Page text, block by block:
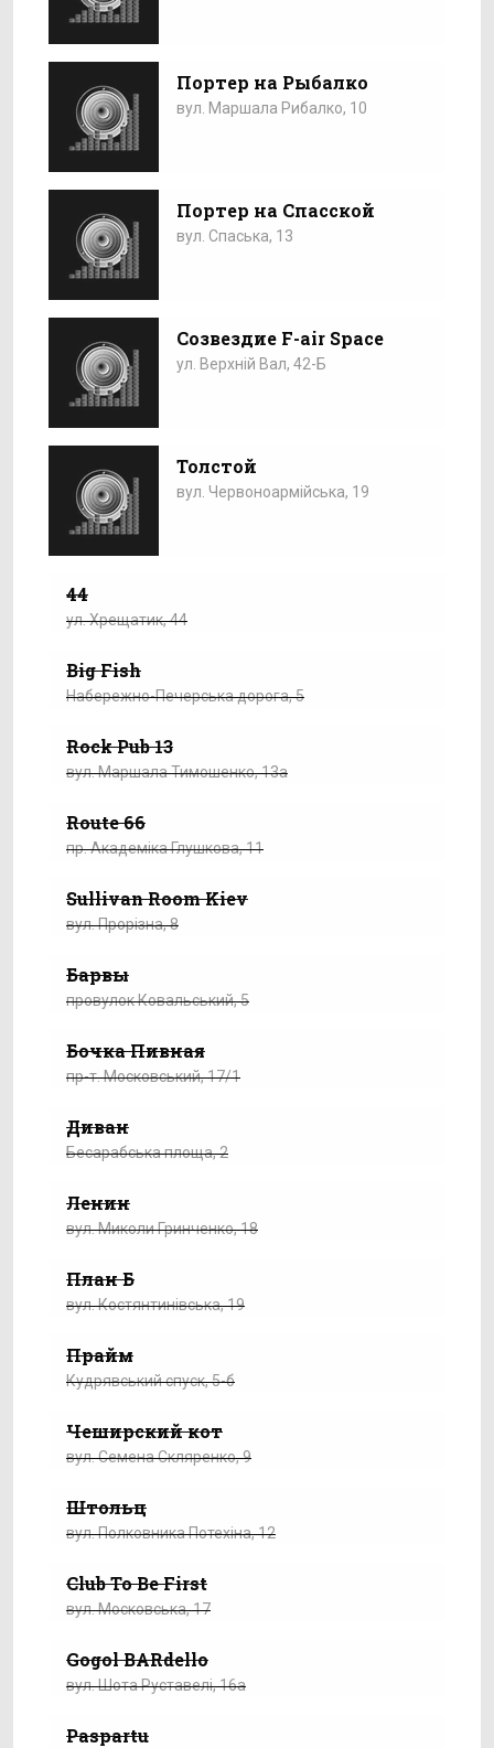
Портер на Рыбалко
вул. Маршала Рибалко, 10
Портер на Спасской
вул. Спаська, 13
Созвездие F-air Space
ул. Верхній Вал, 42-Б
Толстой
вул. Червоноармійська, 19
44
ул. Хрещатик, 44
Big Fish
Набережно-Печерська дорога, 5
Rock Pub 13
вул. Маршала Тимошенко, 13а
Route 66
пр. Академіка Глушкова, 11
Sullivan Room Kiev
вул. Прорізна, 8
Барвы
провулок Ковальський, 5
Бочка Пивная
пр-т. Московський, 17/1
Диван
Бесарабська площа, 2
Ленин
вул. Миколи Гринченко, 18
План Б
вул. Костянтинівська, 19
Прайм
Кудрявський спуск, 5-б
Чеширский кот
вул. Семена Скляренко, 9
Штольц
вул. Полковника Потехіна, 12
Club To Be First
вул. Московська, 17
Gogol BARdello
вул. Шота Руставелі, 16a
Paspartu